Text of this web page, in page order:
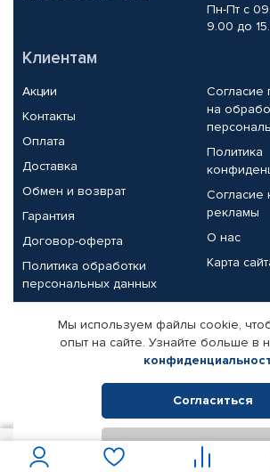
Пн-Пт с
9.00 до
Клиентам
Акции
Контакты
Оплата
Доставка
Обмен и возврат
Гарантия
Договор-оферта
Политика обработки
персональных данных
Согласие
на
Политика
Согласие
рекламы
О нас
Карта
Партнерам
Корпоративным клиентам
Поставщикам
© КАМАЗ ЦЕНТР ДОНЕЦК, 2015-2026. Все
Интернет-магазин автомобильных товаров
Мы используем файлы cookie,
опыт на сайте. Узнайте больше в
Согласиться
Отклонить